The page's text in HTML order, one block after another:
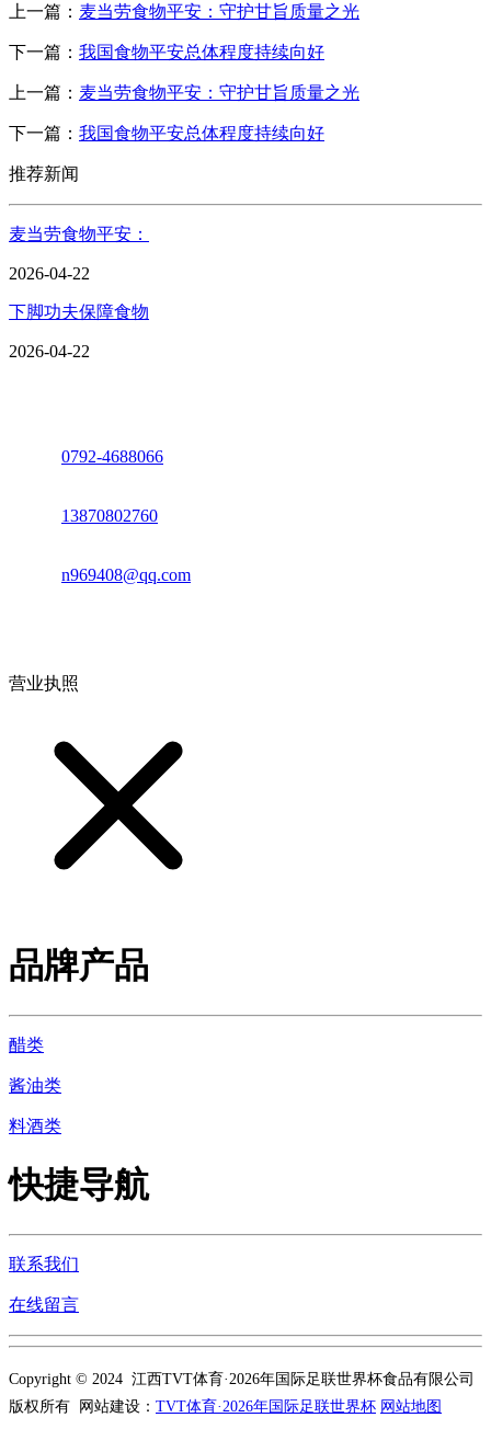
上一篇： 麦当劳食物平安：守护甘旨质量之光
下一篇： 我国食物平安总体程度持续向好
上一篇： 麦当劳食物平安：守护甘旨质量之光
下一篇： 我国食物平安总体程度持续向好
推荐新闻
麦当劳食物平安：
2026-04-22
下脚功夫保障食物
2026-04-22
0792-4688066
13870802760
n969408@qq.com
营业执照
品牌产品
醋类
酱油类
料酒类
快捷导航
联系我们
在线留言
Copyright © 2024 江西TVT体育·2026年国际足联世界杯食品有限公司
版权所有 网站建设： TVT体育·2026年国际足联世界杯 网站地图